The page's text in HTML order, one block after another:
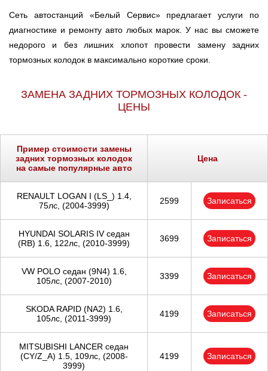
Саратов
Солнцево
Сургут
Тула
Тюмень
Ульяновск
Чебоксары
Челябинск
Череповец
Ярославль
Сеть автостанций «Белый Сервис» предлагает услуги по
диагностике и ремонту авто любых марок. У нас вы сможете
недорого и без лишних хлопот провести замену задних
тормозных колодок в максимально короткие сроки.
ЗАМЕНА ЗАДНИХ ТОРМОЗНЫХ КОЛОДОК -
ЦЕНЫ
Пример стоимости замены
задних тормозных колодок
на самые популярные авто
Цена
RENAULT LOGAN I (LS_) 1.4,
75лс, (2004-3999)
2599 Записаться
HYUNDAI SOLARIS IV седан
(RB) 1.6, 122лс, (2010-3999)
3699 Записаться
VW POLO седан (9N4) 1.6,
105лс, (2007-2010)
3399 Записаться
SKODA RAPID (NA2) 1.6,
105лс, (2011-3999)
4199 Записаться
MITSUBISHI LANCER седан
(CY/Z_A) 1.5, 109лс, (2008-
3999)
4199 Записаться